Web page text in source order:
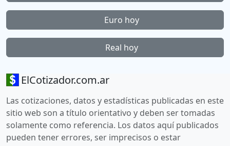
Euro hoy
Real hoy
ElCotizador.com.ar
Las cotizaciones, datos y estadísticas publicadas en este
sitio web son a título orientativo y deben ser tomadas
solamente como referencia. Los datos aquí publicados
pueden tener errores, ser imprecisos o estar